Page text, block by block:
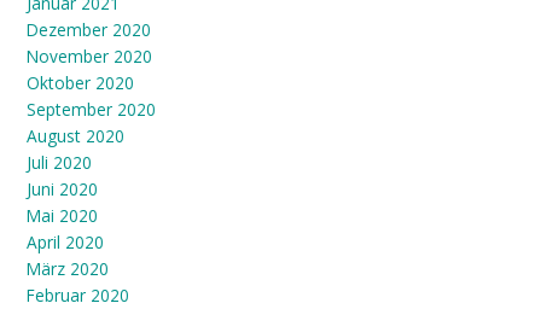
Dezember 2020
November 2020
Oktober 2020
September 2020
August 2020
Juli 2020
Juni 2020
Mai 2020
April 2020
März 2020
Februar 2020